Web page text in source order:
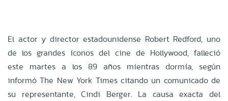
El actor y director estadounidense Robert Redford, uno
de los grandes íconos del cine de Hollywood, falleció
este martes a los 89 años mientras dormía, según
informó The New York Times citando un comunicado de
su representante, Cindi Berger. La causa exacta del